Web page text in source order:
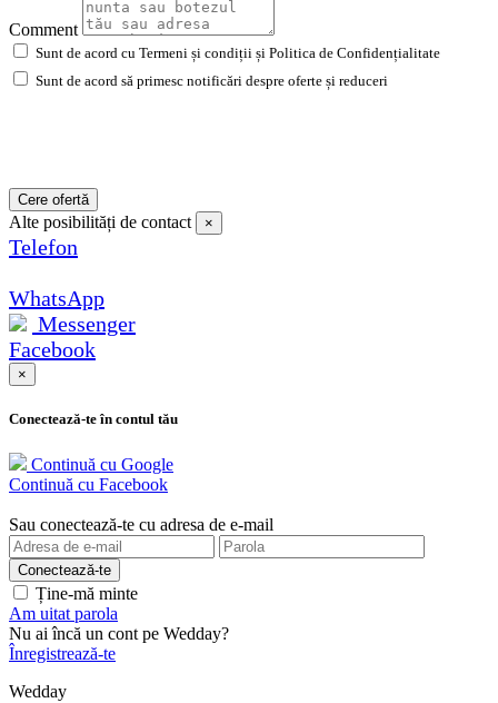
Comment
Sunt de acord cu Termeni și condiții și Politica de Confidențialitate
Sunt de acord să primesc notificări despre oferte și reduceri
Cere ofertă
Alte posibilități de contact ×
Telefon
WhatsApp
Messenger
Facebook
×
Conectează-te în contul tău
Continuă cu Google
Continuă cu Facebook
Sau conectează-te cu adresa de e-mail
Ține-mă minte
Am uitat parola
Nu ai încă un cont pe Wedday?
Înregistrează-te
Wedday